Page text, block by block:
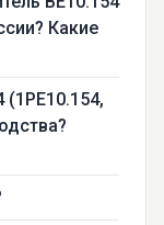
Какие
(1РЕ10.154,